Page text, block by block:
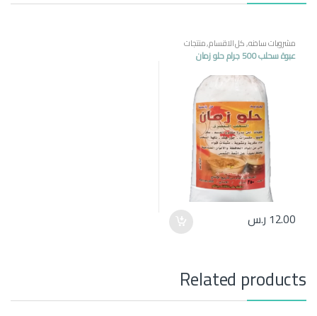
مشروبات ساخنه,كل الاقسام,منتجات
مصرية
عبوة سحلب 500 جرام حلو زمان
12.00 ر.س
Related products